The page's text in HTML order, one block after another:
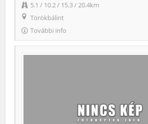
5.1 / 10.2 / 15.3 / 20.4km
Törökbálint
További info